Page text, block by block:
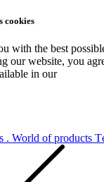
cookies
with the best
our website, you
in our
. World of products